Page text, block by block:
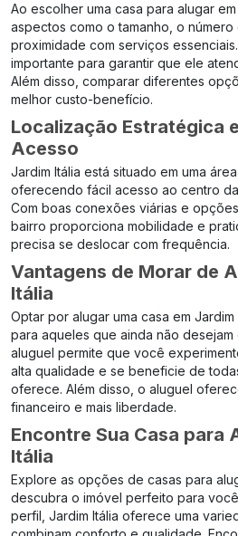
Ao escolher uma casa para alugar
aspectos como o tamanho, o
proximidade com serviços
importante para garantir que ele
Além disso, comparar diferentes
melhor custo-benefício.
Localização Estratégica
Acesso
Jardim Itália está situado em uma
oferecendo fácil acesso ao centro
Com boas conexões viárias e
bairro proporciona mobilidade e
precisa se deslocar com frequência.
Vantagens de Morar de
Itália
Optar por alugar uma casa em
para aqueles que ainda não desejam
aluguel permite que você
alta qualidade e se beneficie de
oferece. Além disso, o aluguel
financeiro e mais liberdade.
Encontre Sua Casa para
Itália
Explore as opções de casas para
descubra o imóvel perfeito para
perfil, Jardim Itália oferece uma